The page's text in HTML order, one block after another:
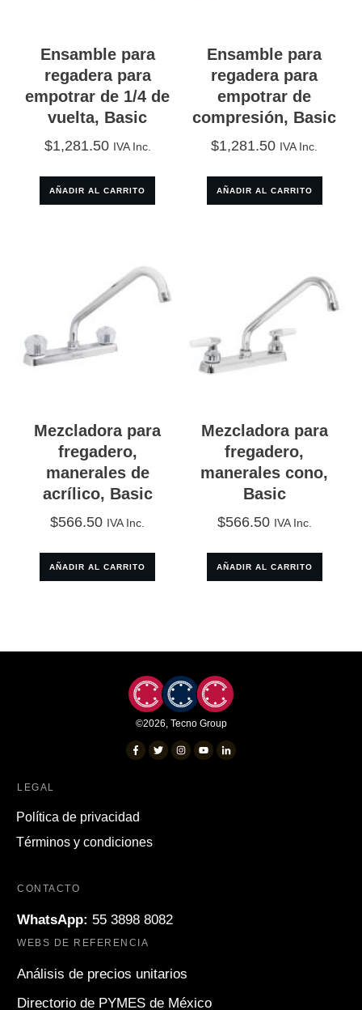
Ensamble para
regadera para
empotrar de 1/4 de
vuelta, Basic
$1,281.50 IVA Inc.
AÑADIR AL CARRITO
Ensamble para
regadera para
empotrar de
compresión, Basic
$1,281.50 IVA Inc.
AÑADIR AL CARRITO
Mezcladora para
fregadero,
manerales de
acrílico, Basic
$566.50 IVA Inc.
AÑADIR AL CARRITO
Mezcladora para
fregadero,
manerales cono,
Basic
$566.50 IVA Inc.
AÑADIR AL CARRITO
©2026, Tecno Group
LEGAL
Política de privacidad
Términos y condiciones
CONTACTO
WhatsApp: 55 3898 8082
WEBS DE REFERENCIA
Análisis de precios unitarios
Directorio de PYMES de México